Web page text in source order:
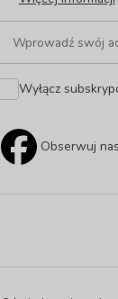
Wyłącz
Obserwuj